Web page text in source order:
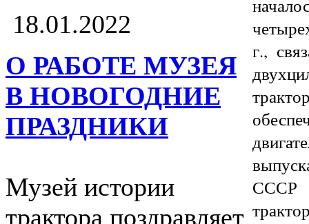
18.01.2022
О РАБОТЕ МУЗЕЯ
В НОВОГОДНИЕ
ПРАЗДНИКИ
Музей истории
трактора поздравляет
г.,
СССР